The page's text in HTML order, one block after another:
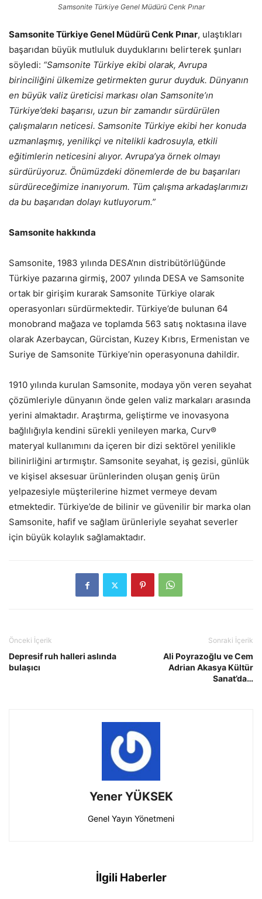
Samsonite Türkiye Genel Müdürü Cenk Pınar
Samsonite Türkiye Genel Müdürü Cenk Pınar, ulaştıkları
başarıdan büyük mutluluk duyduklarını belirterek şunları
söyledi: “Samsonite Türkiye ekibi olarak, Avrupa
birinciliğini ülkemize getirmekten gurur duyduk. Dünyanın
en büyük valiz üreticisi markası olan Samsonite’ın
Türkiye’deki başarısı, uzun bir zamandır sürdürülen
çalışmaların neticesi. Samsonite Türkiye ekibi her konuda
uzmanlaşmış, yenilikçi ve nitelikli kadrosuyla, etkili
eğitimlerin neticesini alıyor. Avrupa’ya örnek olmayı
sürdürüyoruz. Önümüzdeki dönemlerde de bu başarıları
sürdüreceğimize inanıyorum. Tüm çalışma arkadaşlarımızı
da bu başarıdan dolayı kutluyorum.”
Samsonite hakkında
Samsonite, 1983 yılında DESA’nın distribütörlüğünde
Türkiye pazarına girmiş, 2007 yılında DESA ve Samsonite
ortak bir girişim kurarak Samsonite Türkiye olarak
operasyonları sürdürmektedir. Türkiye’de bulunan 64
monobrand mağaza ve toplamda 563 satış noktasına ilave
olarak Azerbaycan, Gürcistan, Kuzey Kıbrıs, Ermenistan ve
Suriye de Samsonite Türkiye’nin operasyonuna dahildir.
1910 yılında kurulan Samsonite, modaya yön veren seyahat
çözümleriyle dünyanın önde gelen valiz markaları arasında
yerini almaktadır. Araştırma, geliştirme ve inovasyona
bağlılığıyla kendini sürekli yenileyen marka, Curv®
materyal kullanımını da içeren bir dizi sektörel yenilikle
bilinirliğini artırmıştır. Samsonite seyahat, iş gezisi, günlük
ve kişisel aksesuar ürünlerinden oluşan geniş ürün
yelpazesiyle müşterilerine hizmet vermeye devam
etmektedir. Türkiye’de de bilinir ve güvenilir bir marka olan
Samsonite, hafif ve sağlam ürünleriyle seyahat severler
için büyük kolaylık sağlamaktadır.
Önceki İçerik
Depresif ruh halleri aslında
bulaşıcı
Sonraki İçerik
Ali Poyrazoğlu ve Cem
Adrian Akasya Kültür
Sanat’da…
Yener YÜKSEK
Genel Yayın Yönetmeni
İlgili Haberler